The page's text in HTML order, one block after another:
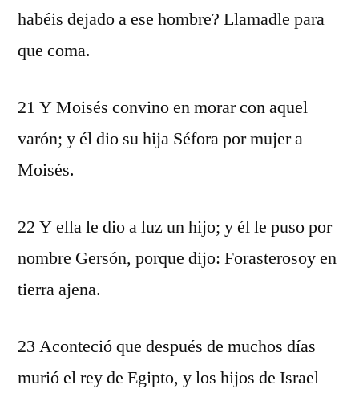
habéis dejado a ese hombre? Llamadle para
que coma.
21 Y Moisés convino en morar con aquel
varón; y él dio su hija Séfora por mujer a
Moisés.
22 Y ella le dio a luz un hijo; y él le puso por
nombre Gersón, porque dijo: Forasterosoy en
tierra ajena.
23 Aconteció que después de muchos días
murió el rey de Egipto, y los hijos de Israel